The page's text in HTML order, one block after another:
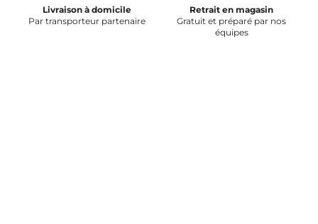
Livraison à domicile
Par transporteur partenaire
Retrait en magasin
Gratuit et préparé par nos
équipes